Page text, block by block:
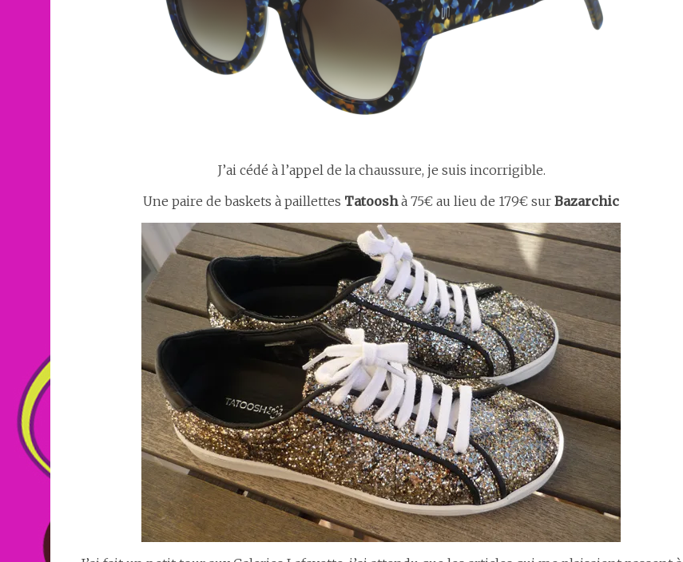
J’ai cédé à l’appel de la chaussure, je suis incorrigible.
Une paire de baskets à paillettes Tatooshà 75€ au lieu de 179€ surBazarchic